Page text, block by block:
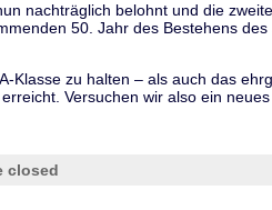
nachträglich belohnt und die
50. Jahr des Bestehens
Klasse zu halten – als auch das
Versuchen wir also ein
closed